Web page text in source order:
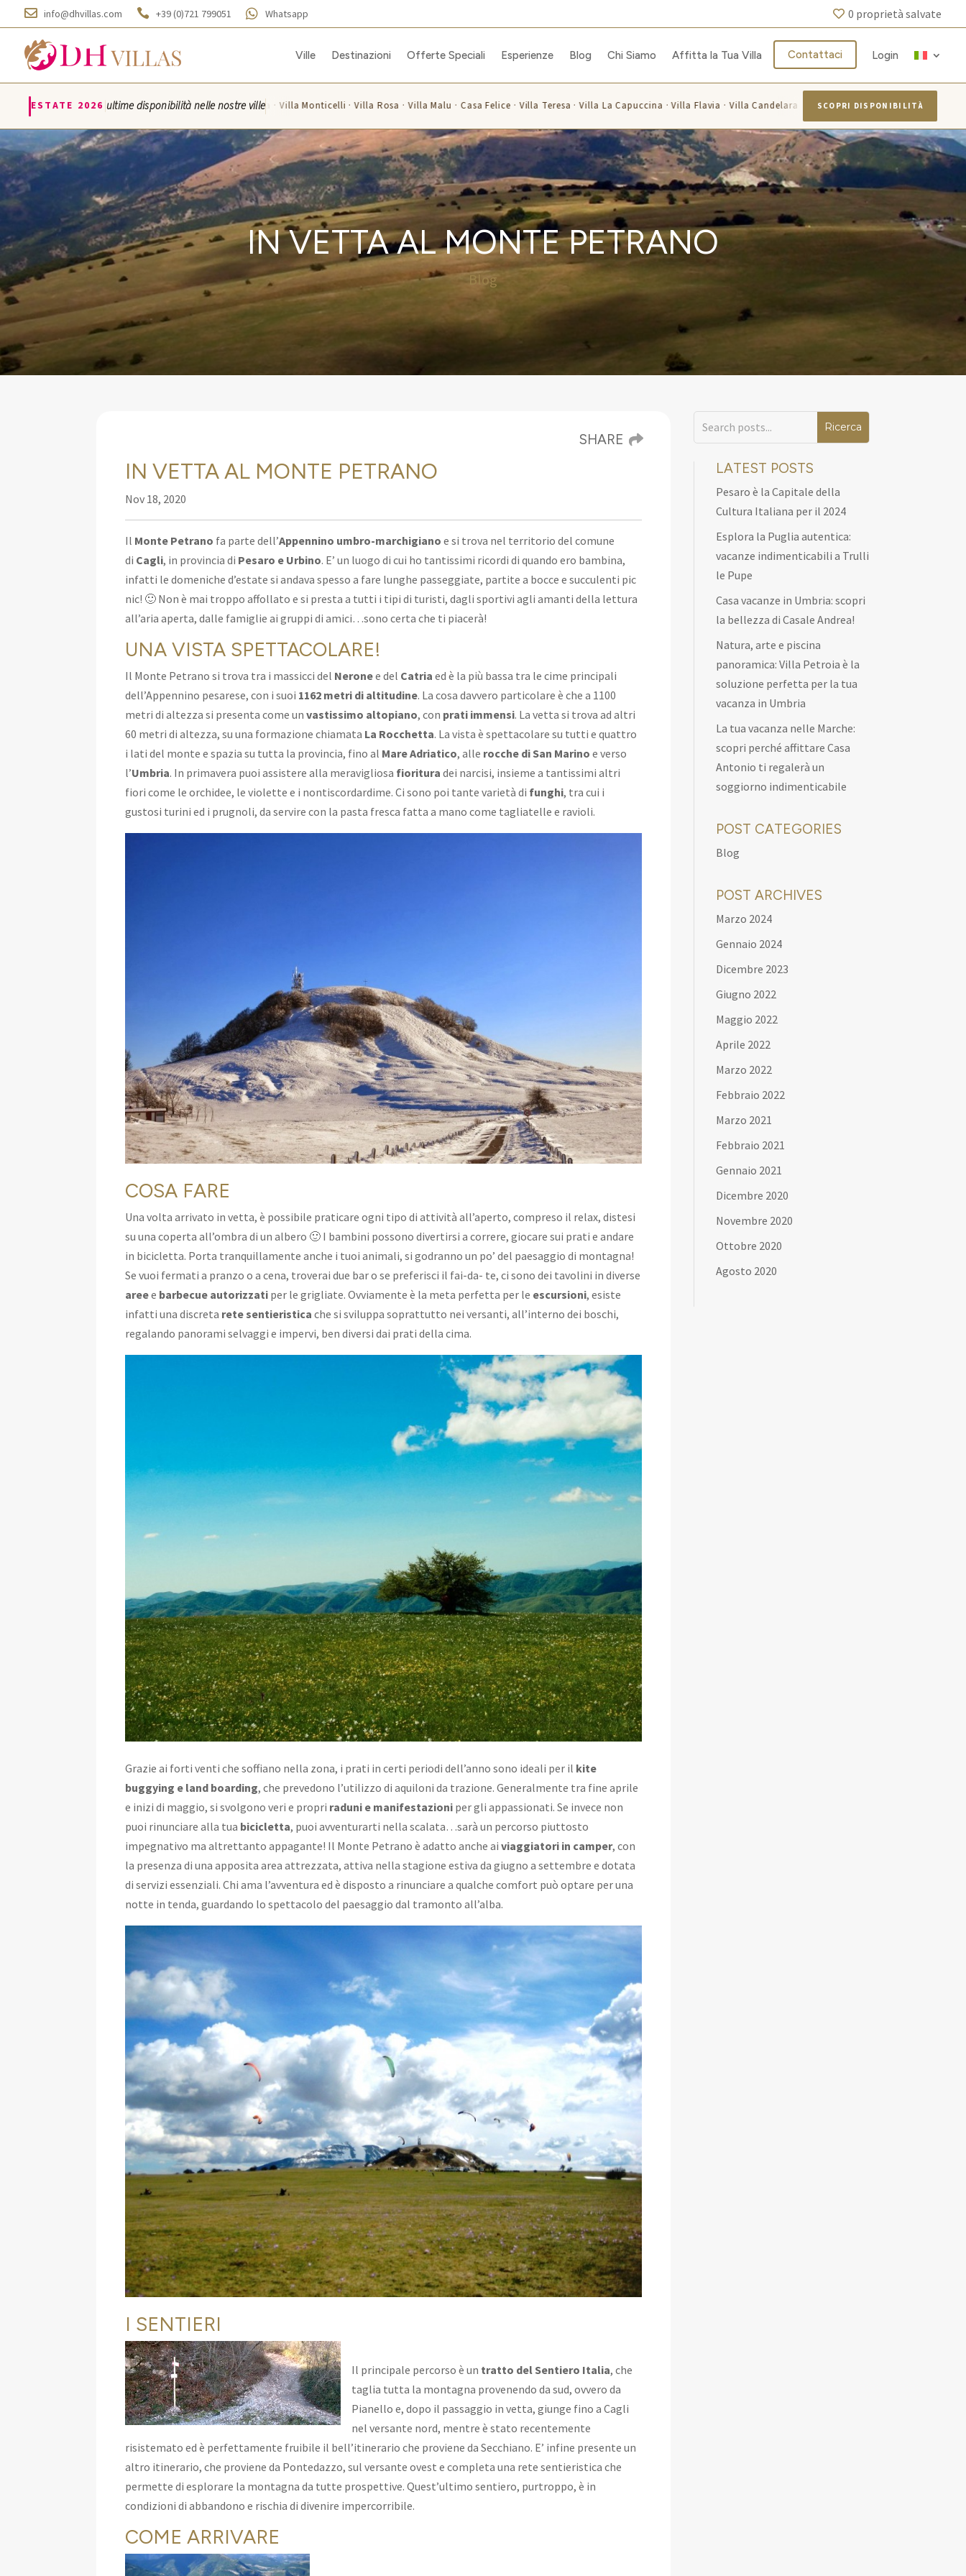
 info@dhvillas.com  +39 (0)721 799051  Whatsapp 0 proprietà salvate
Ville Destinazioni Offerte Speciali Esperienze Blog Chi Siamo Affitta la Tua Villa Contattaci Login
ESTATE 2026 ultime disponibilità nelle nostre villeVilla Azzurra · Villa Monticelli · Villa Rosa · Villa Malu · Casa Felice · Villa Teresa · Villa La Capuccina · Villa Flavia · Villa Candelara Villa Azzurra · Villa
SCOPRI DISPONIBILITÀ
IN VETTA AL MONTE PETRANO
Blog
SHARE
IN VETTA AL MONTE PETRANO
Nov 18, 2020
Il Monte Petrano fa parte dell’Appennino umbro-marchigiano e si trova nel territoriodel comune
di Cagli, in provincia di Pesaro e Urbino. E’ un luogo di cui ho tantissimi ricordi di quando ero bambina,
infatti le domeniche d’estate si andava spesso a fare lunghe passeggiate, partite a bocce e succulenti pic
nic! 🙂 Non è mai troppo affollato e si presta a tutti i tipi di turisti, dagli sportivi agli amanti della lettura
all’aria aperta, dalle famiglie ai gruppi di amici…sono certa che ti piacerà!
UNA VISTA SPETTACOLARE!
Il Monte Petrano si trova tra i massicci del Neronee del Catria ed è la più bassa tra le cime principali
dell’Appennino pesarese, con i suoi 1162 metri di altitudine. La cosa davvero particolare è che a 1100
metri di altezza si presenta come unvastissimo altopiano, con prati immensi. La vetta si trova ad altri
60 metri di altezza, su una formazione chiamata La Rocchetta. La vista è spettacolare su tutti e quattro
i lati del monte e spazia su tutta la provincia, fino al Mare Adriatico, alle rocche di San Marino e verso
l’Umbria. In primavera puoi assistere alla meravigliosa fioritura dei narcisi, insieme a tantissimi altri
fiori come le orchidee, le violette e i nontiscordardime. Ci sono poi tante varietà di funghi, tra cui i
gustosi turini ed i prugnoli, da servire con la pasta fresca fatta a mano come tagliatelle e ravioli.
COSA FARE
Una volta arrivato in vetta, è possibile praticare ogni tipo di attività all’aperto, compreso il relax, distesi
su una coperta all’ombra di un albero 🙂 I bambini possono divertirsi a correre, giocare sui prati e andare
in bicicletta. Porta tranquillamente anche i tuoi animali, si godranno un po’ del paesaggio di montagna!
Se vuoi fermati a pranzo o a cena, troverai due bar o se preferisci il fai-da- te, ci sono dei tavolini in diverse
areee barbecue autorizzati per le grigliate. Ovviamente è la meta perfetta per le escursioni, esiste
infatti una discreta rete sentieristica che si sviluppa soprattutto nei versanti, all’interno dei boschi,
regalando panorami selvaggi e impervi, ben diversi dai prati della cima.
Grazie ai forti venti che soffiano nella zona, i prati in certi periodi dell’anno sono ideali per il kite
buggying e land boarding, che prevedono l’utilizzo di aquiloni da trazione. Generalmente tra fine aprile
e inizi di maggio, si svolgono veri e propri raduni e manifestazioni per gli appassionati. Se invece non
puoi rinunciare alla tua bicicletta, puoi avventurarti nella scalata…sarà un percorso piuttosto
impegnativo ma altrettanto appagante! Il Monte Petrano è adatto anche aiviaggiatori in camper, con
la presenza di una apposita area attrezzata, attiva nella stagione estiva da giugno a settembre e dotata
di servizi essenziali. Chi ama l’avventura ed è disposto a rinunciare a qualche comfort può optare per una
notte in tenda, guardando lo spettacolo del paesaggio dal tramonto all’alba.
I SENTIERI
Il principale percorso è un tratto del Sentiero Italia, che
taglia tutta la montagna provenendo da sud, ovvero da
Pianello e, dopo il passaggio in vetta, giunge fino a Cagli
nel versante nord, mentre è stato recentemente
risistemato ed è perfettamente fruibile il bell’itinerario che proviene da Secchiano. E’ infine presente un
altro itinerario, che proviene da Pontedazzo, sul versante ovest e completa una rete sentieristica che
permette di esplorare la montagna da tutte prospettive. Quest’ultimo sentiero, purtroppo, è in
condizioni di abbandono e rischia di divenire impercorribile.
COME ARRIVARE
LATEST POSTS
Pesaro è la Capitale della
Cultura Italiana per il 2024
Esplora la Puglia autentica:
vacanze indimenticabili a Trulli
le Pupe
Casa vacanze in Umbria: scopri
la bellezza di Casale Andrea!
Natura, arte e piscina
panoramica: Villa Petroia è la
soluzione perfetta per la tua
vacanza in Umbria
La tua vacanza nelle Marche:
scopri perché affittare Casa
Antonio ti regalerà un
soggiorno indimenticabile
POST CATEGORIES
Blog
POST ARCHIVES
Marzo 2024
Gennaio 2024
Dicembre 2023
Giugno 2022
Maggio 2022
Aprile 2022
Marzo 2022
Febbraio 2022
Marzo 2021
Febbraio 2021
Gennaio 2021
Dicembre 2020
Novembre 2020
Ottobre 2020
Agosto 2020